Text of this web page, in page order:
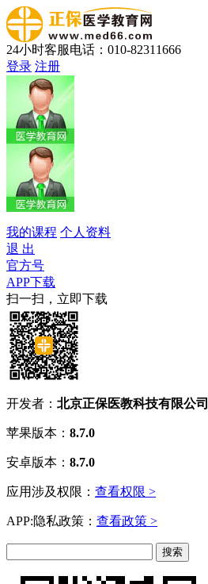
24小时客服电话：010-82311666
登录 注册
我的课程 个人资料
退 出
官方号
APP下载
扫一扫，立即下载
开发者： 北京正保医教科技有限公司
苹果版本： 8.7.0
安卓版本： 8.7.0
应用涉及权限： 查看权限 >
APP:隐私政策： 查看政策 >